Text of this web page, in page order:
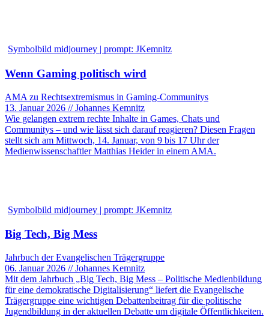
Symbolbild midjourney | prompt: JKemnitz
Wenn Gaming politisch wird
AMA zu Rechtsextremismus in Gaming-Communitys
13. Januar 2026 // Johannes Kemnitz
Wie gelangen extrem rechte Inhalte in Games, Chats und
Communitys – und wie lässt sich darauf reagieren? Diesen Fragen
stellt sich am Mittwoch, 14. Januar, von 9 bis 17 Uhr der
Medienwissenschaftler Matthias Heider in einem AMA.
Symbolbild midjourney | prompt: JKemnitz
Big Tech, Big Mess
Jahrbuch der Evangelischen Trägergruppe
06. Januar 2026 // Johannes Kemnitz
Mit dem Jahrbuch „Big Tech, Big Mess – Politische Medienbildung
für eine demokratische Digitalisierung“ liefert die Evangelische
Trägergruppe eine wichtigen Debattenbeitrag für die politische
Jugendbildung in der aktuellen Debatte um digitale Öffentlichkeiten.